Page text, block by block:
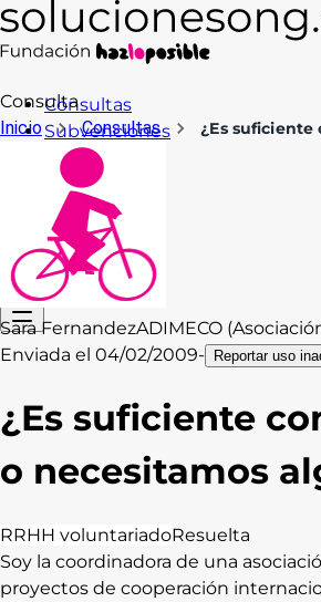
Consultas
Subvenciones
Formación
Recursos
Blog
Contacto
Acceso
Consulta
Inicio
Consultas ¿Es
Sara FernandezADIMECO
Enviada el 04/02/2009- Reportar uso
¿Es suficiente
o necesitamos
RRHH voluntariadoResuelta
Soy la coordinadora de una
proyectos de cooperación